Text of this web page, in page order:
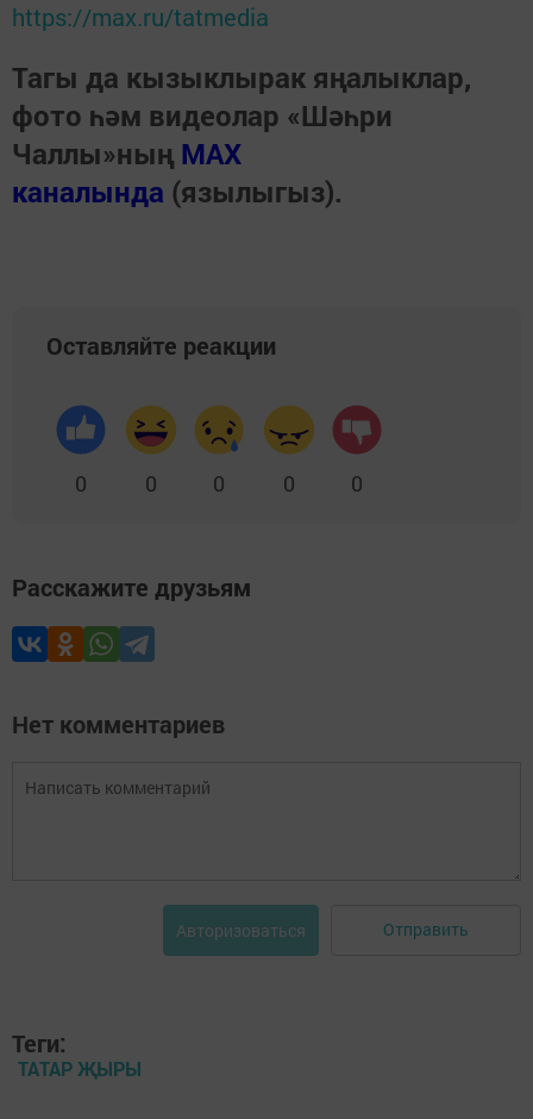
https://max.ru/tatmedia
Тагы да кызыклырак яңалыклар,
фото һәм видеолар «Шәһри
Чаллы»ның MAX
каналында (язылыгыз).
Оставляйте реакции
0 0 0 0 0
Расскажите друзьям
Нет комментариев
Авторизоваться Отправить
Теги:
ТАТАР ҖЫРЫ